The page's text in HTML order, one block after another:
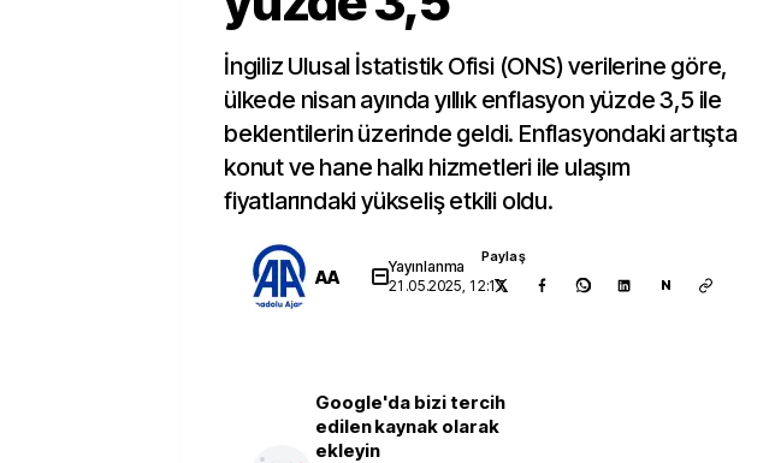
İngiliz Ulusal İstatistik Ofisi (ONS) verilerine göre,
ülkede nisan ayında yıllık enflasyon yüzde 3,5 ile
beklentilerin üzerinde geldi. Enflasyondaki artışta
konut ve hane halkı hizmetleri ile ulaşım
fiyatlarındaki yükseliş etkili oldu.
AA
Yayınlanma
21.05.2025, 12:17
Paylaş
N
Google'da bizi tercih
edilen kaynak olarak
ekleyin